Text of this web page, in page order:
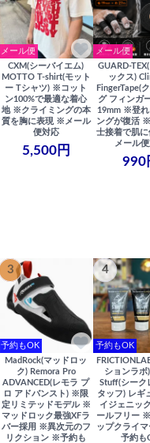
メール便
CXM(シーバイエム)
MOTTO T-shirt(モット
ー Tシャツ) ※コット
ン100%で最適な着心
地 ※クライミングの本
質を胸に表現 ※メール
便対応
5,500円
メール便
GUARD-
ックス)
FingerTape(
グ フィンガ
19mm ※登れ
ングが復活
士接着で肌
メール
990
3
予約もOK
MadRock(マッドロッ
ク) Remora Pro
ADVANCED(レモラ プ
ロ アドバンスト) ※限
定リミテッドモデル ※
マッドロック最強XFラ
バー採用 ※異次元のフ
リクション ※予約も
4
予約もOK
ションラボ
Stuff(シーク
タッフ) レギ
イジェニッ
ールフリー
ップクライ
予約も